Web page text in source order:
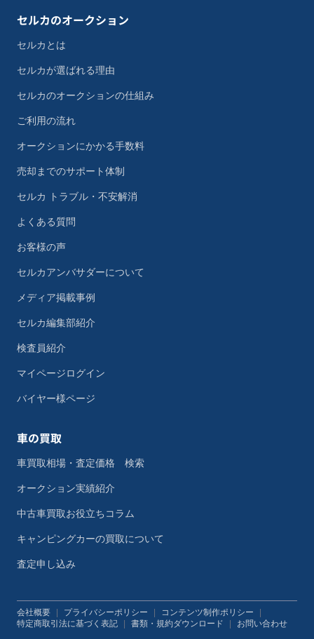
セルカのオークション
セルカとは
セルカが選ばれる理由
セルカのオークションの仕組み
ご利用の流れ
オークションにかかる手数料
売却までのサポート体制
セルカ トラブル・不安解消
よくある質問
お客様の声
セルカアンバサダーについて
メディア掲載事例
セルカ編集部紹介
検査員紹介
マイページログイン
バイヤー様ページ
車の買取
車買取相場・査定価格 検索
オークション実績紹介
中古車買取お役立ちコラム
キャンピングカーの買取について
査定申し込み
会社概要 プライバシーポリシー コンテンツ制作ポリシー
特定商取引法に基づく表記
書類・規約ダウンロード お問い合わせ